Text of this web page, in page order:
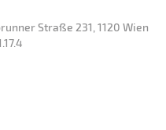
Straße 231, 1120 Wien